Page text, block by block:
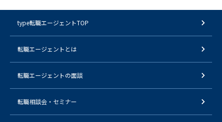
type転職エージェントTOP
転職エージェントとは
転職エージェントの面談
転職相談会・セミナー